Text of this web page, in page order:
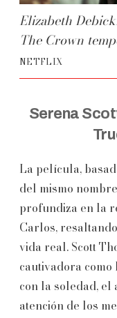
Elizabeth
The Crown
NETFLIX
Serena
La película,
del mismo
profundiza en la
Carlos,
vida real. Scott
cautivadora como
con la soledad, el
atención de los